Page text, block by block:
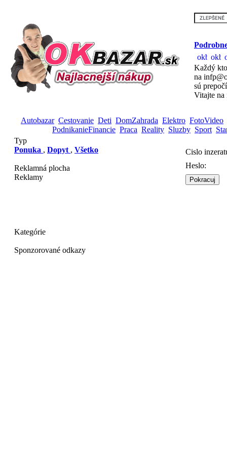
Každý
na
sú
Vitajte na
Autobazar Cestovanie Deti DomZahrada Elektro FotoVideo
PodnikanieFinancie Praca Reality Sluzby Sport
Typ
Ponuka , Dopyt , Všetko
Reklamná plocha
Reklamy
Kategórie
Sponzorované odkazy
Cislo
Heslo: